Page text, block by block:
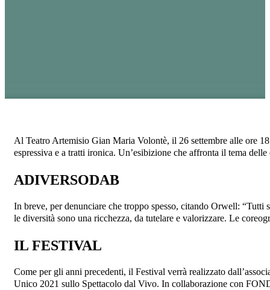
Al Teatro Artemisio Gian Maria Volontè, il 26 settembre alle ore
espressiva e a tratti ironica. Un’esibizione che affronta il tema
ADIVERSODAB
In breve, per denunciare che troppo spesso, citando Orwell:
le diversità sono una ricchezza, da tutelare e valorizzare. Le
IL FESTIVAL
Come per gli anni precedenti, il Festival verrà realizzato
Unico 2021 sullo Spettacolo dal Vivo. In collaborazione con